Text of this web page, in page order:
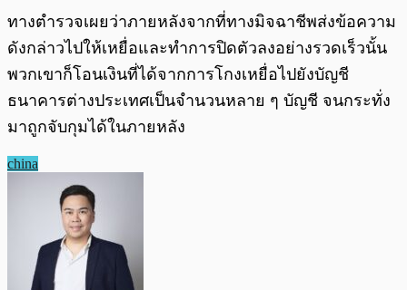
ทางตำรวจเผยว่าภายหลังจากที่ทางมิจฉาชีพส่งข้อความ
ดังกล่าวไปให้เหยื่อและทำการปิดตัวลงอย่างรวดเร็วนั้น
พวกเขาก็โอนเงินที่ได้จากการโกงเหยื่อไปยังบัญชี
ธนาคารต่างประเทศเป็นจำนวนหลาย ๆ บัญชี จนกระทั่ง
มาถูกจับกุมได้ในภายหลัง
china